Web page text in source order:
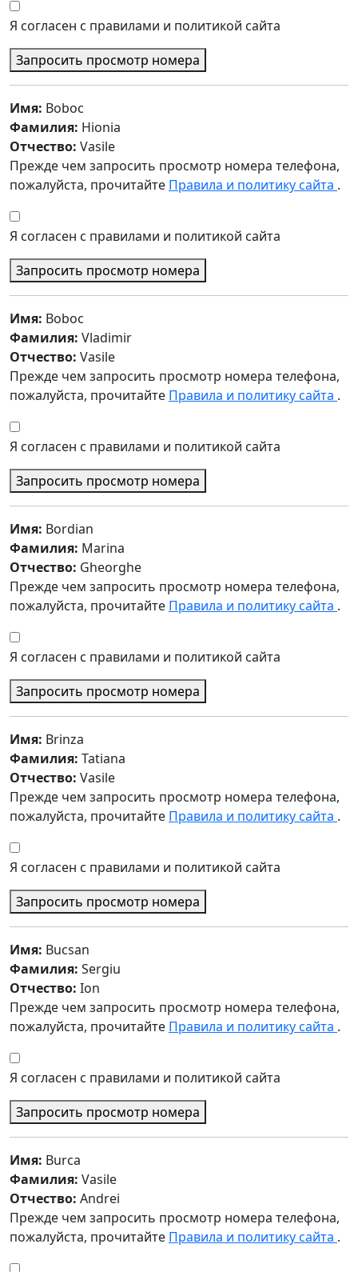
Я согласен с правилами и политикой сайта
Запросить просмотр номера
Имя: Boboc
Фамилия: Hionia
Отчество: Vasile
Прежде чем запросить просмотр номера телефона,
пожалуйста, прочитайте Правила и политику сайта .
Я согласен с правилами и политикой сайта
Запросить просмотр номера
Имя: Boboc
Фамилия: Vladimir
Отчество: Vasile
Прежде чем запросить просмотр номера телефона,
пожалуйста, прочитайте Правила и политику сайта .
Я согласен с правилами и политикой сайта
Запросить просмотр номера
Имя: Bordian
Фамилия: Marina
Отчество: Gheorghe
Прежде чем запросить просмотр номера телефона,
пожалуйста, прочитайте Правила и политику сайта .
Я согласен с правилами и политикой сайта
Запросить просмотр номера
Имя: Brinza
Фамилия: Tatiana
Отчество: Vasile
Прежде чем запросить просмотр номера телефона,
пожалуйста, прочитайте Правила и политику сайта .
Я согласен с правилами и политикой сайта
Запросить просмотр номера
Имя: Bucsan
Фамилия: Sergiu
Отчество: Ion
Прежде чем запросить просмотр номера телефона,
пожалуйста, прочитайте Правила и политику сайта .
Я согласен с правилами и политикой сайта
Запросить просмотр номера
Имя: Burca
Фамилия: Vasile
Отчество: Andrei
Прежде чем запросить просмотр номера телефона,
пожалуйста, прочитайте Правила и политику сайта .